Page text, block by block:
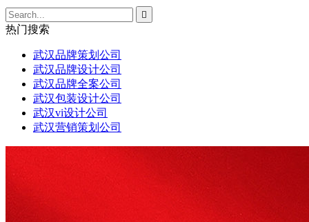

热门搜索
武汉品牌策划公司
武汉品牌设计公司
武汉品牌全案公司
武汉包装设计公司
武汉vi设计公司
武汉营销策划公司